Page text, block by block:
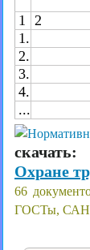
1 2
1.
2.
3.
4.
...
Охране
66
ГОСТы,